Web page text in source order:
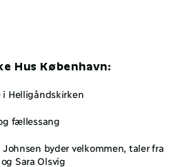
Hus København:
Helligåndskirken
fællessang
Johnsen byder velkommen, taler fra
Sara Olsvig